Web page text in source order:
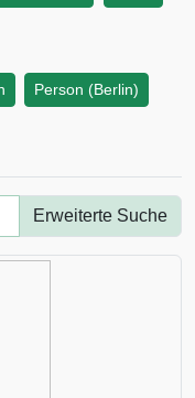
Person (Berlin)
Erweiterte Suche